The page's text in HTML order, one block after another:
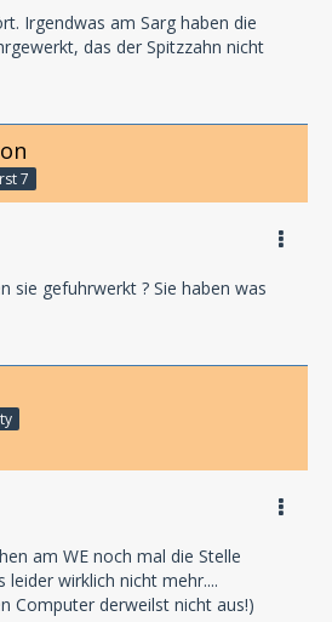
Irgendwas am Sarg haben die
das der Spitzzahn nicht
7
sie gefuhrwerkt ? Sie haben was
am WE noch mal die Stelle
leider wirklich nicht mehr....
Computer derweilst nicht aus!)